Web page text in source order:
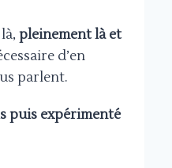
pleinement là et
d’en
parlent.
puis expérimenté